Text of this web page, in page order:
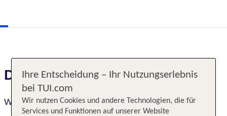
Das erwartet Sie
W Hollywood
Ihre Entscheidung – Ihr Nutzungserlebnis
bei TUI.com
Wir nutzen Cookies und andere Technologien, die für
Services und Funktionen auf unserer Website